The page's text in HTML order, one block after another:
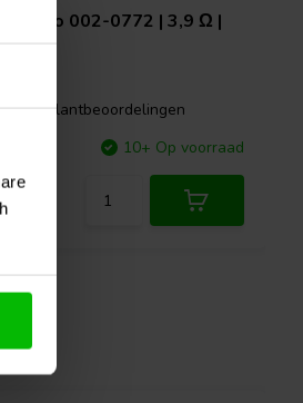
Audio 002-0772 | 3,9 Ω |
5%
0 klantbeoordelingen
10+ Op voorraad